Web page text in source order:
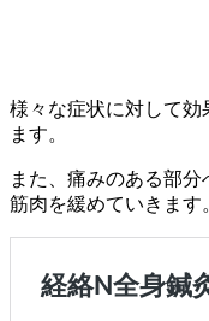
様々な症状に対して効
ます。
また、痛みのある部
筋肉を緩めていきます